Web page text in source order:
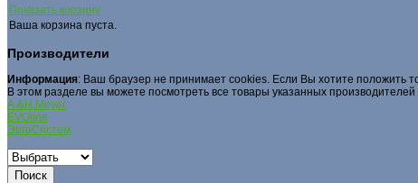
Показать корзину
Ваша корзина пуста.
Производители
Информация: Ваш браузер не принимает cookies. Если Вы хотите положить
В этом разделе вы можете посмотреть все товары указанных производителей
A.&H.Meyer
EVOline
ЭргоСистем